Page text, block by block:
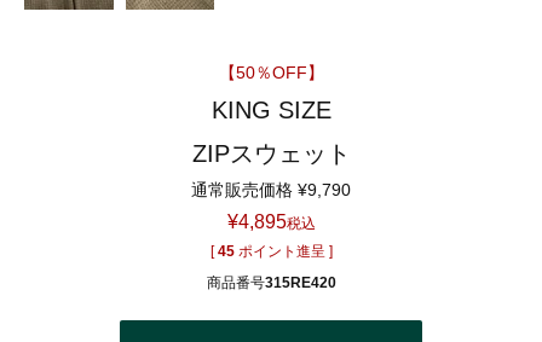
【50％OFF】
KING SIZE
ZIPスウェット
通常販売価格 ¥9,790
¥4,895税込
[ 45 ポイント進呈 ]
商品番号315RE420